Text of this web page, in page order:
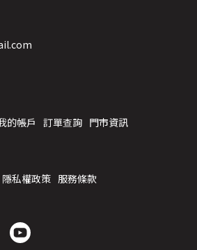
的帳戶 訂單查詢 門市資訊
隱私權政策 服務條款